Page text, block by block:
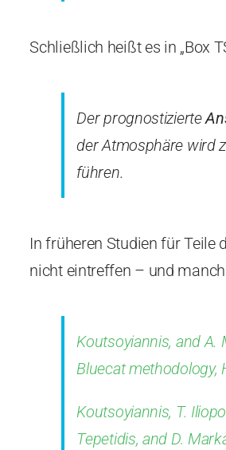
Schließlich heißt es in „Box
Der prognostizierte
der Atmosphäre wird
führen.
In früheren Studien für Teile
nicht eintreffen – und
Koutsoyiannis, and A.
Bluecat methodology,
Koutsoyiannis, T.
Tepetidis, and D.